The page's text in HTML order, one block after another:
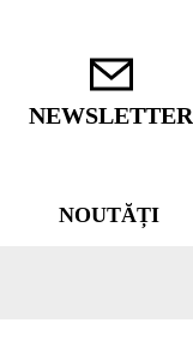
NEWSLETTER
NOUTĂȚI